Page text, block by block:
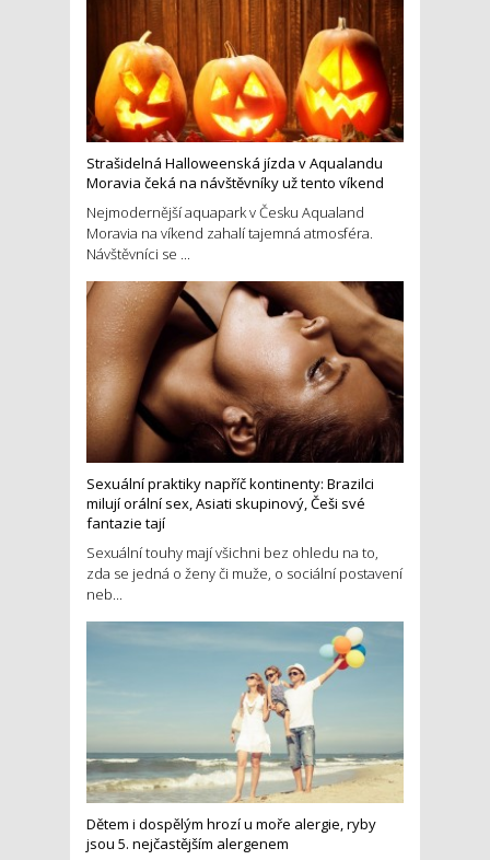
Strašidelná Halloweenská jízda v Aqualandu
Moravia čeká na návštěvníky už tento víkend
Nejmodernější aquapark v Česku Aqualand
Moravia na víkend zahalí tajemná atmosféra.
Návštěvníci se ...
Sexuální praktiky napříč kontinenty: Brazilci
milují orální sex, Asiati skupinový, Češi své
fantazie tají
Sexuální touhy mají všichni bez ohledu na to,
zda se jedná o ženy či muže, o sociální postavení
neb...
Dětem i dospělým hrozí u moře alergie, ryby
jsou 5. nejčastějším alergenem